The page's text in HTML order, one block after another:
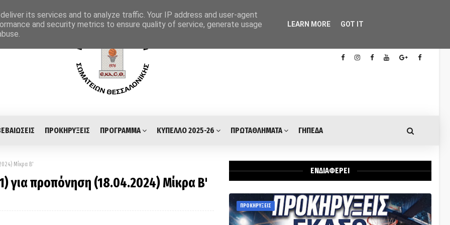
ΠΡΟΚΗΡΥΞΕΙΣ ΠΡΟΓΡΑΜΜΑ ΚΥΠΕΛΛΟ 2025-26 ΠΡΩΤΑΘΛΗΜΑΤΑ ΓΗΠΕΔΑ
Μίκρα Β'
για προπόνηση (18.04.2024) Μίκρα Β'
ΕΝΔΙΑΦΕΡΕΙ
ΠΡΟΚΗΡΥΞΕΙΣ
its services and to analyze traffic. Your IP address and user-agent
and security metrics to ensure quality of service, generate usage
LEARN MORE GOT IT